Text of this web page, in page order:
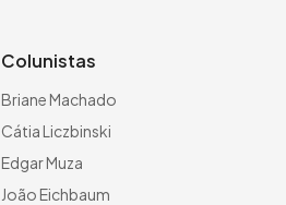
Colunistas
Briane Machado
Cátia Liczbinski
Edgar Muza
João Eichbaum